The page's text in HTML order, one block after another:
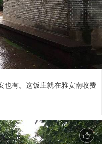
也有。这饭庄就在雅安南收费